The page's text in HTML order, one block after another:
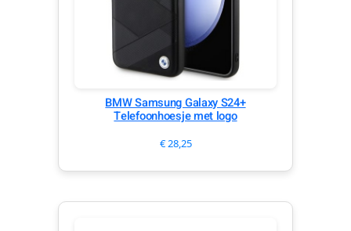
BMW Samsung Galaxy S24+
Telefoonhoesje met logo
€28,25